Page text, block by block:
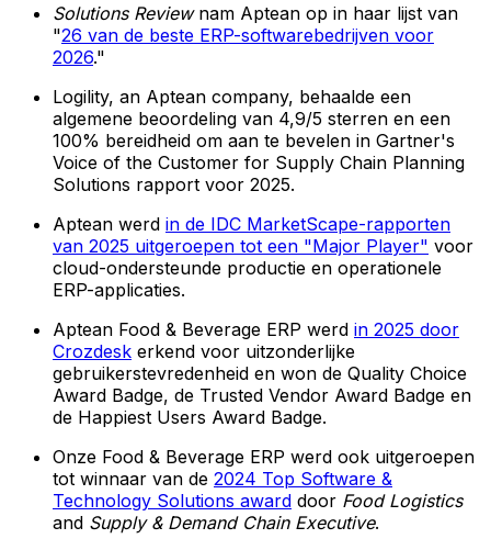
Solutions Reviewnam Aptean op in haar lijst van
"26 van de beste ERP-softwarebedrijven voor
2026."
Logility, an Aptean company, behaalde een
algemene beoordeling van 4,9/5 sterren en een
100% bereidheid om aan te bevelen in Gartner's
Voice of the Customer for Supply Chain Planning
Solutions rapport voor 2025.
Aptean werd in de IDC MarketScape-rapporten
van 2025 uitgeroepen tot een "Major Player" voor
cloud-ondersteunde productie en operationele
ERP-applicaties.
Aptean Food & Beverage ERP werd in 2025 door
Crozdesk erkend voor uitzonderlijke
gebruikerstevredenheid en won de Quality Choice
Award Badge, de Trusted Vendor Award Badge en
de Happiest Users Award Badge.
Onze Food & Beverage ERP werd ook uitgeroepen
tot winnaar van de 2024 Top Software &
Technology Solutions award door Food Logistics
and Supply & Demand Chain Executive.